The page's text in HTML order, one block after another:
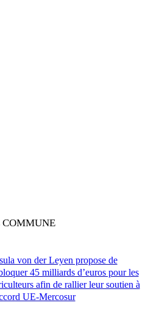
COMMUNE
von der Leyen propose de
45 milliards d’euros pour les
afin de rallier leur soutien à
UE-Mercosur